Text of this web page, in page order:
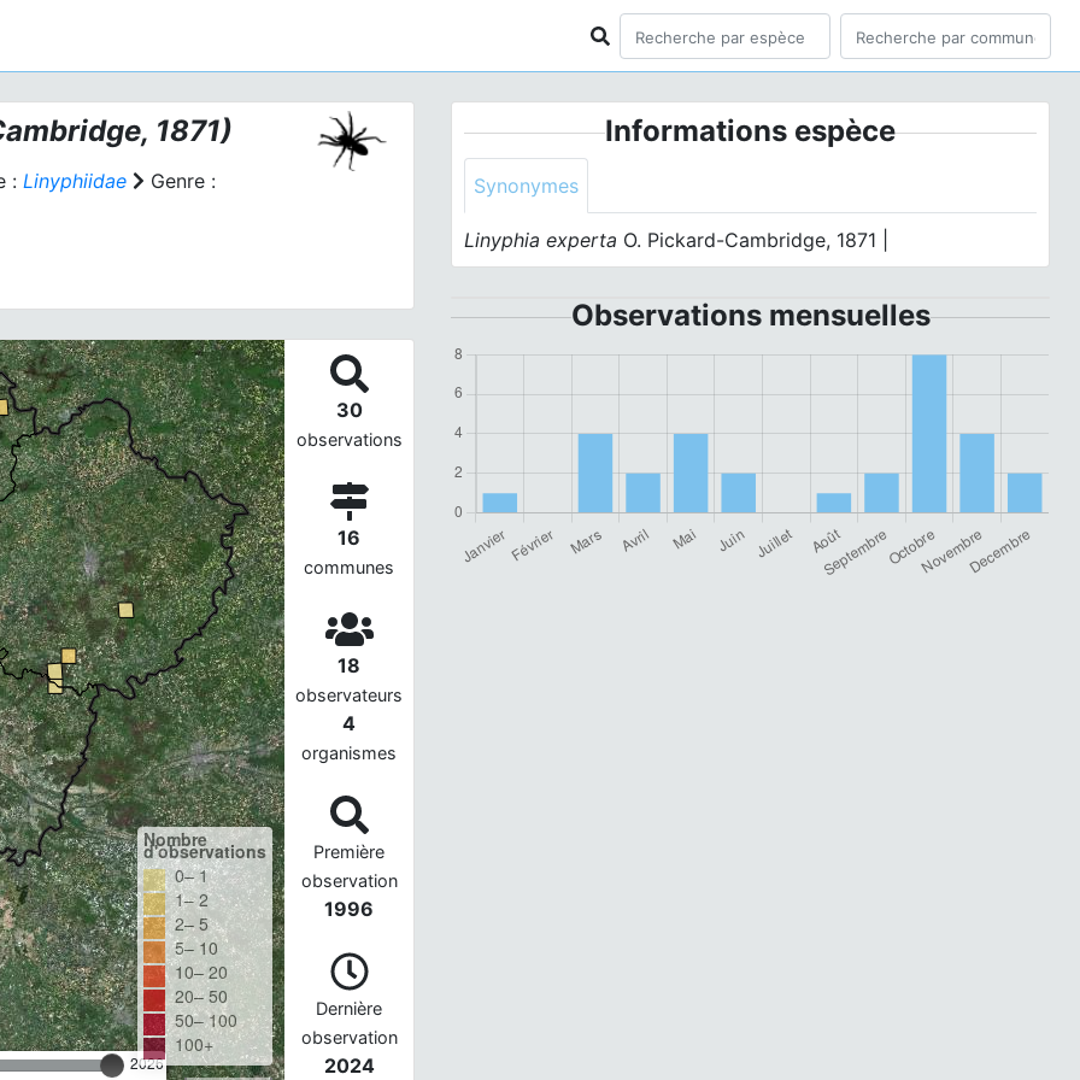
1871)
: Linyphiidae Genre :
2026
Nombre
d'observations
0– 1
1– 2
2– 5
5– 10
10– 20
20– 50
50– 100
100+
30
observations
16
communes
18
observateurs
4
organismes
Première
observation
1996
Dernière
observation
2024
Informations espèce
Synonymes
Linyphia experta O. Pickard-Cambridge, 1871 |
Observations mensuelles